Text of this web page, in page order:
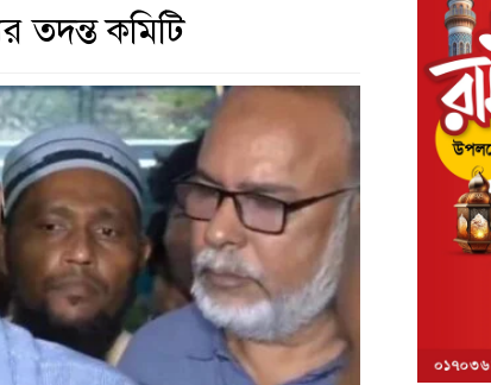
তদন্ত কমিটি